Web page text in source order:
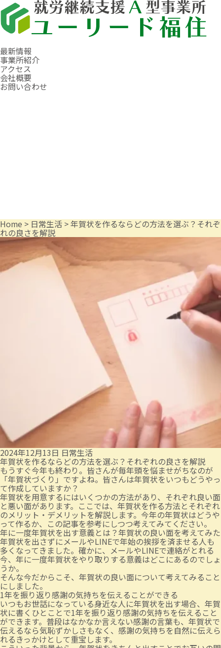
最新情報
事業所紹介
アクセス
会社概要
お問い合わせ
Home > 日常生活 >年賀状を作るならどの方法を選ぶ？それぞ
れの良さを解説
2024年12月13日 日常生活
年賀状を作るならどの方法を選ぶ？それぞれの良さを解説
もうすぐ今年も終わり。皆さんが毎年頭を悩ませがちなのが
「年賀状づくり」ですよね。皆さんは年賀状をいつもどうやっ
て作成していますか？
年賀状を用意するにはいくつかの方法があり、それぞれ良い面
と悪い面があります。ここでは、年賀状を作る方法とそれぞれ
のメリット・デメリットを解説します。今年の年賀状はどうや
って作るか、この記事を参考にしつつ考えてみてください。
年に一度年賀状を出す意義とは？年賀状の良い面を考えてみた
年賀状を出さずにメールやLINEで年始の挨拶を済ませる人も
多くなってきました。確かに、メールやLINEで連絡がとれる
今、年に一度年賀状をやり取りする意義はどこにあるのでしょ
うか。
そんな今だからこそ、年賀状の良い面について考えてみること
にしました。
1年を振り返り感謝の気持ちを伝えることができる
いつもお世話になっている身近な人に年賀状を出す場合、年賀
状に書くひとことで1年を振り返り感謝の気持ちを伝えること
ができます。普段はなかなか言えない感謝の言葉も、年賀状で
伝えるなら気恥ずかしさもなく、感謝の気持ちを自然に伝えら
れるきっかけとして重宝します。